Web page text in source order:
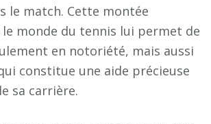
le match. Cette montée
le monde du tennis lui permet de
en notoriété, mais aussi
constitue une aide précieuse
sa carrière.